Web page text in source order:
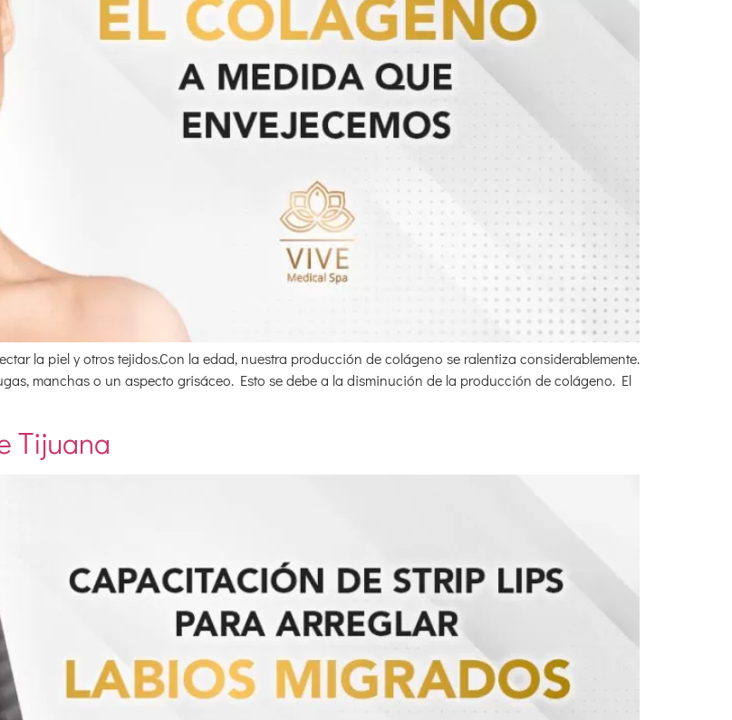
la piel y otros tejidos.Con la edad, nuestra producción de colágeno se ralentiza considerablemente.
manchas o un aspecto grisáceo. Esto se debe a la disminución de la producción de colágeno. El
Tijuana